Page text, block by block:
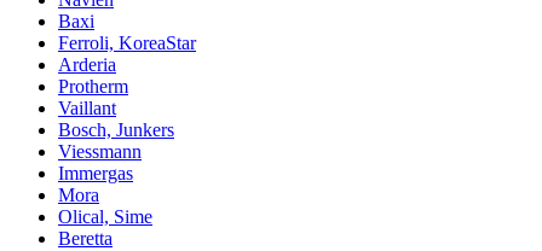
Baxi
Ferroli, KoreaStar
Arderia
Protherm
Vaillant
Bosch, Junkers
Viessmann
Immergas
Mora
Olical, Sime
Beretta